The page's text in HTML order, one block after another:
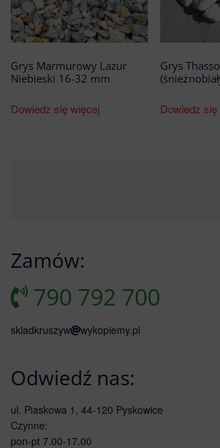
Grys Marmurowy Lazur
Niebieski 16-32 mm
Dowiedz się więcej
Grys
Dowiedz
Zamów:
790 792 700
skladkruszyw wykopiemy.pl
Odwiedź nas:
ul. Piaskowa 1, 44-120 Pyskowice
Czynne:
pon-pt 7.00-17.00